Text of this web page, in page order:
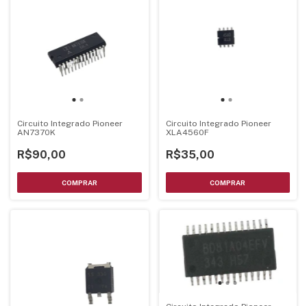
Circuito Integrado Pioneer
AN7370K
R$90,00
Circuito Integrado Pioneer
XLA4560F
R$35,00